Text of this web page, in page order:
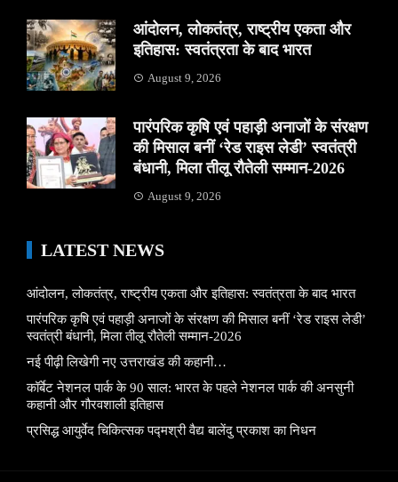
आंदोलन, लोकतंत्र, राष्ट्रीय एकता और
इतिहास: स्वतंत्रता के बाद भारत
August 9, 2026
पारंपरिक कृषि एवं पहाड़ी अनाजों के संरक्षण
की मिसाल बनीं ‘रेड राइस लेडी’ स्वतंत्री
बंधानी, मिला तीलू रौतेली सम्मान-2026
August 9, 2026
LATEST NEWS
आंदोलन, लोकतंत्र, राष्ट्रीय एकता और इतिहास: स्वतंत्रता के बाद भारत
पारंपरिक कृषि एवं पहाड़ी अनाजों के संरक्षण की मिसाल बनीं ‘रेड राइस लेडी’
स्वतंत्री बंधानी, मिला तीलू रौतेली सम्मान-2026
नई पीढ़ी लिखेगी नए उत्तराखंड की कहानी…
कॉर्बेट नेशनल पार्क के 90 साल: भारत के पहले नेशनल पार्क की अनसुनी
कहानी और गौरवशाली इतिहास
प्रसिद्ध आयुर्वेद चिकित्सक पद्मश्री वैद्य बालेंदु प्रकाश का निधन